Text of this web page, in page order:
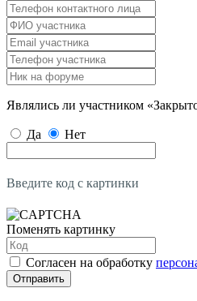
Являлись ли участником
Да Нет
Введите код с картинки
Поменять картинку
Согласен на обработку
Отправить